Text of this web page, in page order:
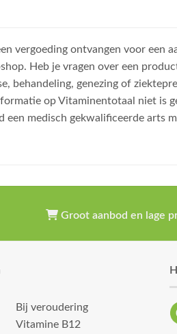
vergoeding ontvangen voor een
Heb je vragen over een
behandeling, genezing of
op Vitaminentotaal niet is
medisch gekwalificeerde arts
Groot aanbod en lage
Bij veroudering
Vitamine B12